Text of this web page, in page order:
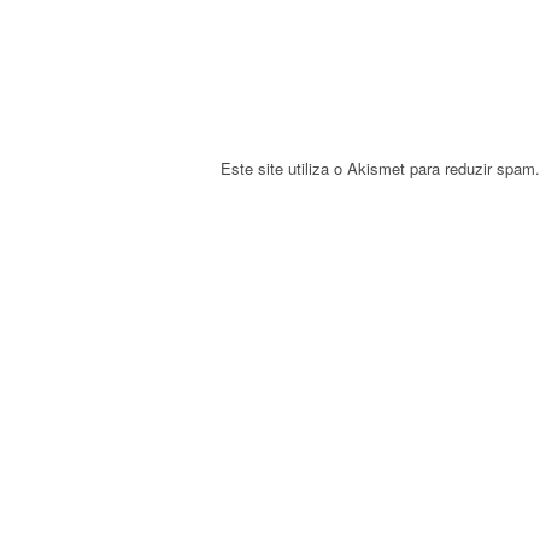
Este site utiliza o Akismet para reduzir spam.